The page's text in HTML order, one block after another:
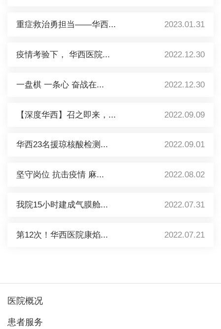
重症救治勇担当——华西... 2023.01.31
疫情考验下， 华西医院... 2022.12.30
一盘棋 一条心 奋战在... 2022.12.30
【深度华西】召之即来，... 2022.09.09
华西23名援琼核酸检测... 2022.09.01
坚守岗位 抗击疫情 麻... 2022.08.02
我院15小时建成气膜舱... 2022.07.31
第12次！华西医院康焰... 2022.07.21
医院概况
患者服务